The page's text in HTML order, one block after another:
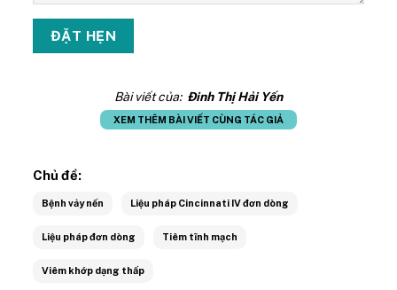
Bài viết của: Đinh Thị Hải Yến
XEM THÊM BÀI VIẾT CÙNG TÁC GIẢ
Chủ đề:
Bệnh vảy nến Liệu pháp Cincinnati IV đơn dòng
Liệu pháp đơn dòng Tiêm tĩnh mạch
Viêm khớp dạng thấp